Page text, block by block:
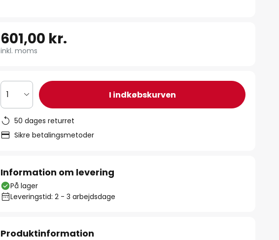
601,00 kr.
inkl. moms
1 I indkøbskurven
50 dages returret
Sikre betalingsmetoder
Information om levering
På lager
Leveringstid: 2 - 3 arbejdsdage
Produktinformation